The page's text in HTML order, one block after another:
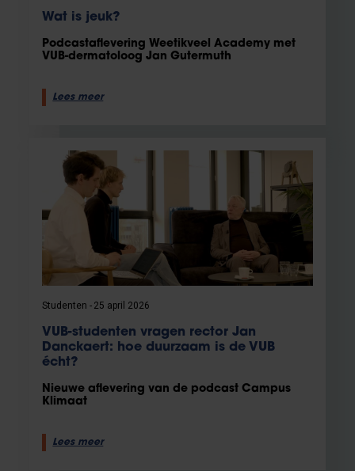
Wat is jeuk?
Podcastaflevering Weetikveel Academy met
VUB-dermatoloog Jan Gutermuth
Lees meer
Studenten 25 april 2026
VUB-studenten vragen rector Jan
Danckaert: hoe duurzaam is de VUB
écht?
Nieuwe aflevering van de podcast Campus
Klimaat
Lees meer